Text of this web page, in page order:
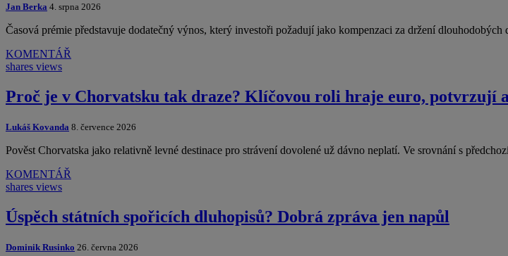
Jan Berka 4. srpna 2026
Časová prémie představuje dodatečný výnos, který investoři požadují jako kompenzaci za držení
KOMENTÁŘ
shares views
Proč je v Chorvatsku tak draze? Klíčovou roli hraje euro, potvrzují
Lukáš Kovanda 8. července 2026
Pověst Chorvatska jako relativně levné destinace pro strávení dovolené už dávno neplatí. Ve srovnání s
KOMENTÁŘ
shares views
Úspěch státních spořicích dluhopisů? Dobrá zpráva jen napůl
Dominik Rusinko 26. června 2026